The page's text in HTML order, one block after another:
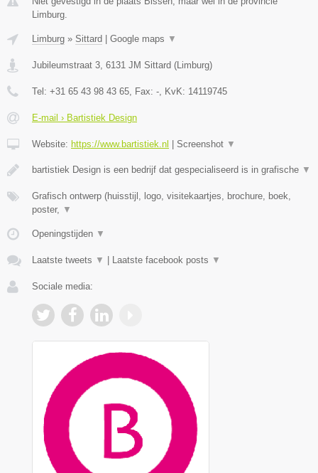
Limburg.
Limburg » Sittard Google maps ▼
Jubileumstraat 3 6131 JM Sittard ( Limburg)
Tel: +31 65 43 98 43 65 , Fax: - , KvK: 14119745
E-mail › Bartistiek Design
Website: https://www.bartistiek.nl Screenshot ▼
bartistiek Design is een bedrijf dat gespecialiseerd is in grafische ▼
Grafisch ontwerp (huisstijl, logo, visitekaartjes, brochure, boek,
poster,
▼
Openingstijden ▼
Laatste tweets ▼ Laatste facebook posts ▼
Sociale media: